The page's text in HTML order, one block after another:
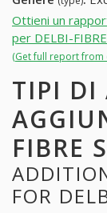
Ottieni un
per DELBI-FIBRE
(Get full report from
TIPI DI
FIBRE
FOR